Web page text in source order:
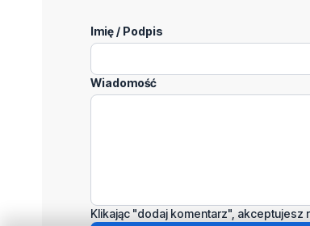
Imię / Podpis
Wiadomość
Klikając "dodaj komentarz", akceptujesz